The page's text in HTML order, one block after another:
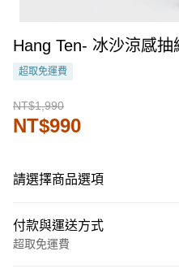
Hang Ten- 冰沙涼感
超取免運費
NT$1,990
NT$990
請選擇商品選項
付款與運送方式
超取免運費